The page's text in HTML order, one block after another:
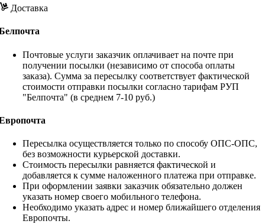
Доставка
Почтовые услуги заказчик оплачивает на почте при
получении посылки (независимо от способа оплаты
заказа). Сумма за пересылку соответствует фактической
стоимости отправки посылки согласно тарифам РУП
"Белпочта" (в среднем 7-10 руб.)
Пересылка осуществляется только по способу ОПС-ОПС,
без возможности курьерской доставки.
Стоимость пересылки равняется фактической и
добавляется к сумме наложенного платежа при отправке.
При оформлении заявки заказчик обязательно должен
указать номер своего мобильного телефона.
Необходимо указать адрес и номер ближайшего отделения
Европочты.